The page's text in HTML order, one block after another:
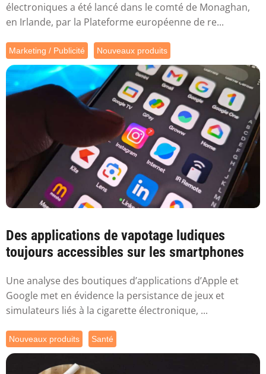
électroniques a été lancé dans le comté de Monaghan,
en Irlande, par la Plateforme européenne de re...
Marketing / Publicité Nouveaux produits
Des applications de vapotage ludiques
toujours accessibles sur les smartphones
Une analyse des boutiques d’applications d’Apple et
Google met en évidence la persistance de jeux et
simulateurs liés à la cigarette électronique, ...
Nouveaux produits Santé